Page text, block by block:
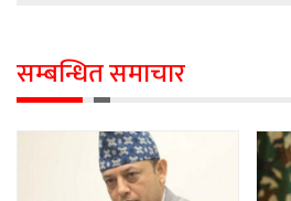
सम्बन्धित समाचार